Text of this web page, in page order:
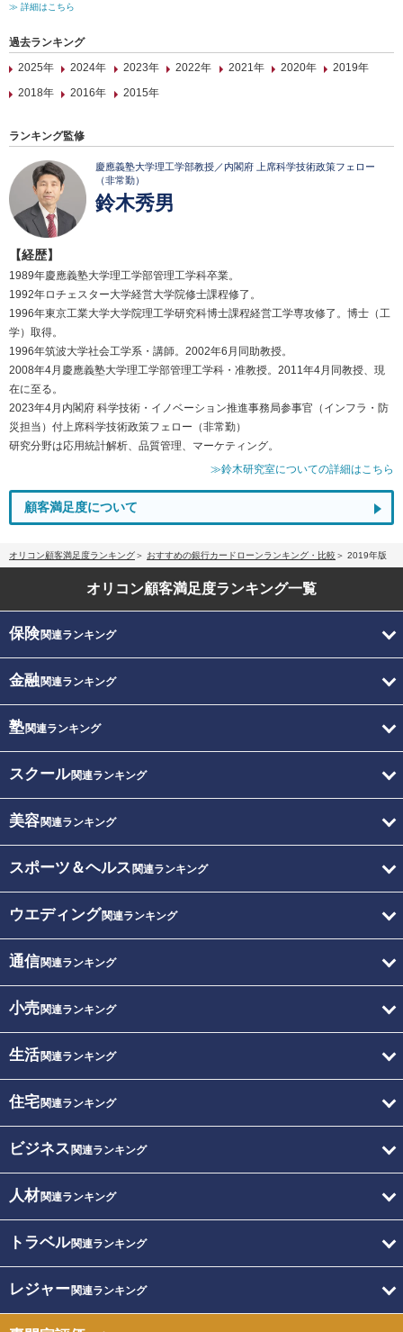
≫ 詳細はこちら
過去ランキング
2025年
2024年 2023年 2022年 2021年 2020年
2019年
2018年
2016年 2015年
ランキング監修
慶應義塾大学理工学部教授／内閣府 上席科学技術政策フェロー
（非常勤）
鈴木秀男
【経歴】
1989年慶應義塾大学理工学部管理工学科卒業。
1992年ロチェスター大学経営大学院修士課程修了。
1996年東京工業大学大学院理工学研究科博士課程経営工学専攻修了。博士（工
学）取得。
1996年筑波大学社会工学系・講師。2002年6月同助教授。
2008年4月慶應義塾大学理工学部管理工学科・准教授。2011年4月同教授、現
在に至る。
2023年4月内閣府 科学技術・イノベーション推進事務局参事官（インフラ・防
災担当）付上席科学技術政策フェロー（非常勤）
研究分野は応用統計解析、品質管理、マーケティング。
≫鈴木研究室についての詳細はこちら
顧客満足度について
オリコン顧客満足度ランキング おすすめの銀行カードローンランキング・比較 2019年版
オリコン顧客満足度ランキング一覧
保険関連ランキング
金融関連ランキング
塾関連ランキング
スクール関連ランキング
美容関連ランキング
スポーツ＆ヘルス 関連ランキング
ウエディング関連ランキング
通信関連ランキング
小売関連ランキング
生活関連ランキング
住宅関連ランキング
ビジネス 関連ランキング
人材関連ランキング
トラベル関連ランキング
レジャー関連ランキング